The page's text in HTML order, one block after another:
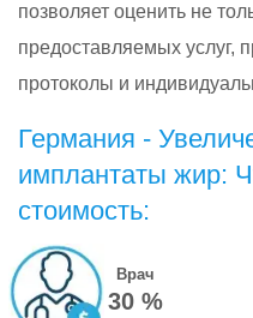
позволяет оценить не
предоставляемых услуг,
протоколы и
Германия -
имплантаты жир:
стоимость:
Врач
30 %